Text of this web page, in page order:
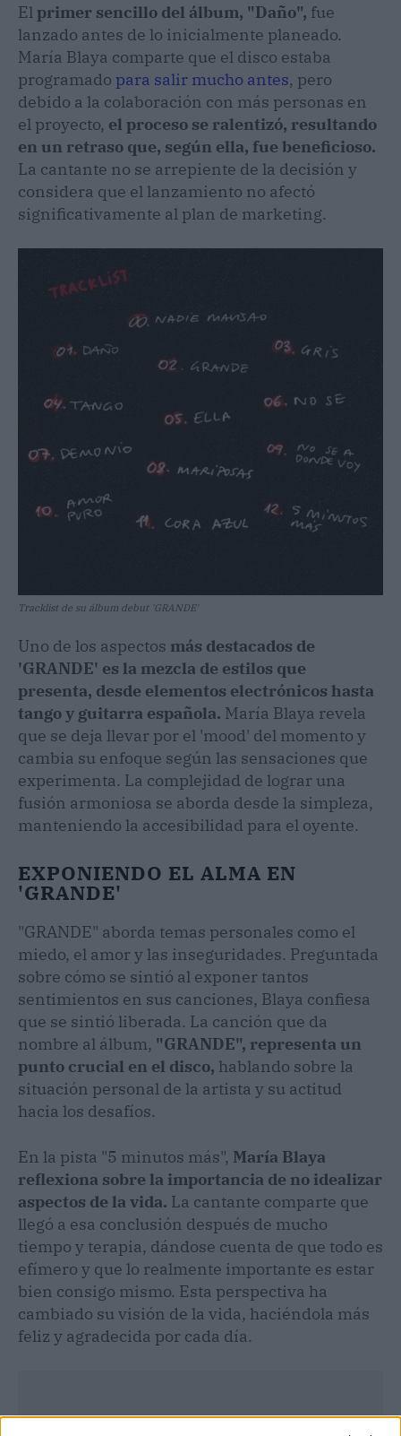
Elprimer sencillo del álbum, "Daño", fue
lanzado antes de lo inicialmente planeado.
María Blaya comparte que el disco estaba
programado para salir mucho antes, pero
debido a la colaboración con más personas en
el proyecto, el proceso se ralentizó, resultando
en un retraso que, según ella, fue beneficioso.
La cantante no se arrepiente de la decisión y
considera que el lanzamiento no afectó
significativamente al plan de marketing.
Tracklist de su álbum debut 'GRANDE'
Uno de los aspectos más destacados de
'GRANDE' es la mezcla de estilos que
presenta, desde elementos electrónicos hasta
tango y guitarra española. María Blaya revela
que se deja llevar por el 'mood' del momento y
cambia su enfoque según las sensaciones que
experimenta. La complejidad de lograr una
fusión armoniosa se aborda desde la simpleza,
manteniendo la accesibilidad para el oyente.
EXPONIENDO EL ALMA EN
'GRANDE'
"GRANDE" aborda temas personales como el
miedo, el amor y las inseguridades. Preguntada
sobre cómo se sintió al exponer tantos
sentimientos en sus canciones, Blaya confiesa
que se sintió liberada. La canción que da
nombre al álbum, "GRANDE", representa un
punto crucial en el disco, hablando sobre la
situación personal de la artista y su actitud
hacia los desafíos.
En la pista "5 minutos más", María Blaya
reflexiona sobre la importancia de no idealizar
aspectos de la vida. La cantante comparte que
llegó a esa conclusión después de mucho
tiempo y terapia, dándose cuenta de que todo es
efímero y que lo realmente importante es estar
bien consigo mismo. Esta perspectiva ha
cambiado su visión de la vida, haciéndola más
feliz y agradecida por cada día.